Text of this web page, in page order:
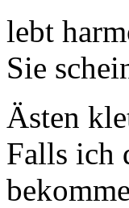
lebt
Sie
Ästen
Falls ich